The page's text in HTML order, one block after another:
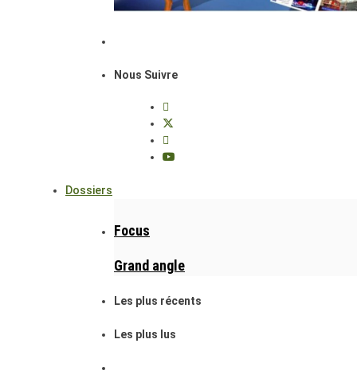
Nous Suivre
Dossiers
Focus
Grand angle
Les plus récents
Les plus lus